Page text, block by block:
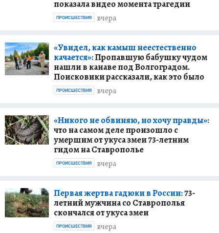
показала видео момента трагедии
вчера
ПРОИСШЕСТВИЯ
«Увидел, как камыш неестественно
качается»:Пропавшую бабушку чудом
нашли в канаве под Волгоградом.
Поисковики рассказали, как это было
вчера
ПРОИСШЕСТВИЯ
«Никого не обвиняю, но хочу правды»:
что на самом деле произошло с
умершим от укуса змеи 73-летним
гидом на Ставрополье
вчера
ПРОИСШЕСТВИЯ
Первая жертва гадюки в России:73-
летний мужчина со Ставрополья
скончался от укуса змеи
вчера
ПРОИСШЕСТВИЯ